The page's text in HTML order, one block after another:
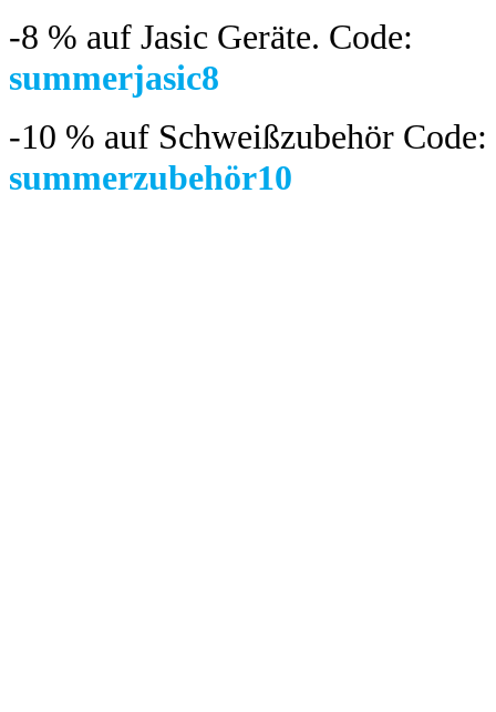
-8 % auf Jasic Geräte. Code:
summerjasic8
-10 % auf Schweißzubehör Code:
summerzubehör10